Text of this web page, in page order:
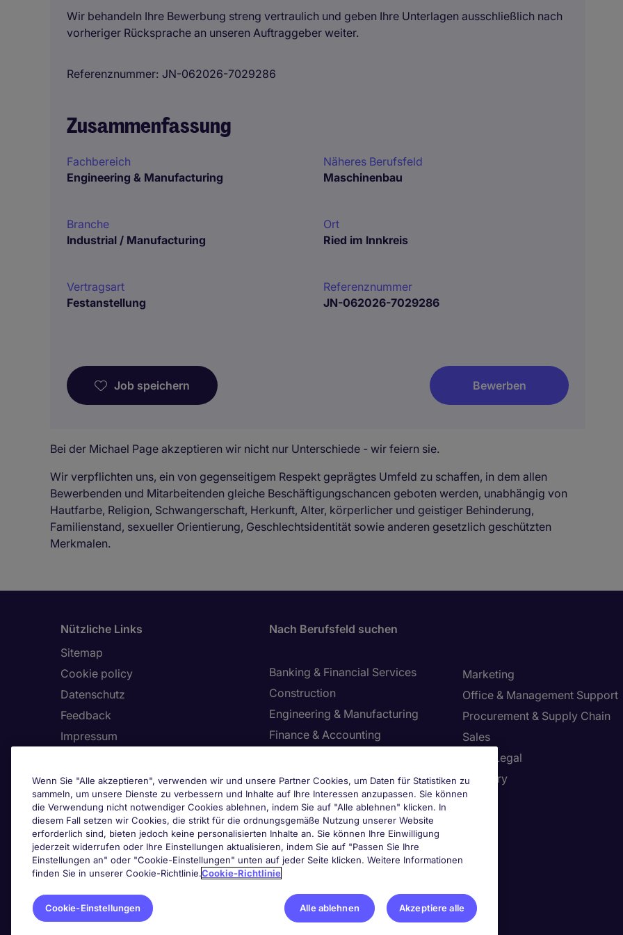
Wir behandeln Ihre Bewerbung streng vertraulich und geben Ihre Unterlagen ausschließlich nach
vorheriger Rücksprache an unseren Auftraggeber weiter.
Referenznummer JN-062026-7029286
Zusammenfassung
Fachbereich
Engineering & Manufacturing
Näheres Berufsfeld
Maschinenbau
Branche
Industrial / Manufacturing
Ort
Ried im Innkreis
Vertragsart
Festanstellung
Referenznummer
JN-062026-7029286
Job speichern Bewerben
Bei der Michael Page akzeptieren wir nicht nur Unterschiede - wir feiern sie.
Wir verpflichten uns, ein von gegenseitigem Respekt geprägtes Umfeld zu schaffen, in dem allen
Bewerbenden und Mitarbeitenden gleiche Beschäftigungschancen geboten werden, unabhängig von
Hautfarbe, Religion, Schwangerschaft, Herkunft, Alter, körperlicher und geistiger Behinderung,
Familienstand, sexueller Orientierung, Geschlechtsidentität sowie anderen gesetzlich geschützten
Merkmalen.
Nützliche Links
Sitemap
Cookie policy
Datenschutz
Feedback
Impressum
Allgemeine Vertragsbedingungen
Barrierefreiheit
Unser Hinweisgebersystem
Zertifizierungen
Nach Berufsfeld suchen
Banking & Financial Services
Construction
Engineering & Manufacturing
Finance & Accounting
Human Resources
Information Technology
Marketing
Office & Management Support
Procurement & Supply Chain
Sales
Tax & Legal
Treasury
Cookie-Einstellungen
Wenn Sie "Alle akzeptieren", verwenden wir und unsere Partner Cookies, um Daten für Statistiken zu
sammeln, um unsere Dienste zu verbessern und Inhalte auf Ihre Interessen anzupassen. Sie können
die Verwendung nicht notwendiger Cookies ablehnen, indem Sie auf "Alle ablehnen" klicken. In
diesem Fall setzen wir Cookies, die strikt für die ordnungsgemäße Nutzung unserer Website
erforderlich sind, bieten jedoch keine personalisierten Inhalte an. Sie können Ihre Einwilligung
jederzeit widerrufen oder Ihre Einstellungen aktualisieren, indem Sie auf "Passen Sie Ihre
Einstellungen an" oder "Cookie-Einstellungen" unten auf jeder Seite klicken. Weitere Informationen
finden Sie in unserer Cookie-Richtlinie.Cookie-Richtlinie
Cookie-Einstellungen Alle ablehnen Akzeptiere alle